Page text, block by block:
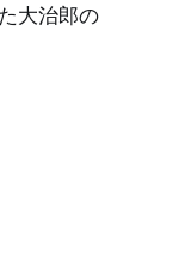
大治郎の